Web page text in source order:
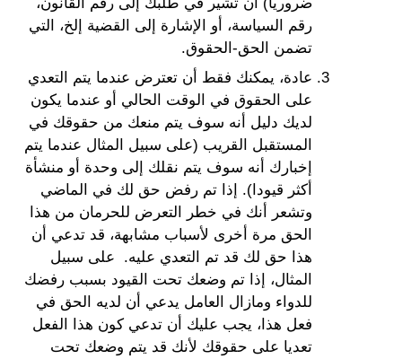
رقم السياسة، أو الإشارة إلى القضية إلخ، التي
تضمن الحق-الحقوق.
عادة، يمكنك فقط أن تعترض عندما يتم التعدي
على الحقوق في الوقت الحالي أو عندما يكون
لديك دليل أنه سوف يتم منعك من حقوقك في
المستقبل القريب (على سبيل المثال عندما يتم
إخبارك أنه سوف يتم نقلك إلى وحدة أو منشأة
أكثر قيودا). إذا تم رفض حق لك في الماضي
وتشعر أنك في خطر التعرض للحرمان من هذا
الحق مرة أخرى لأسباب مشابهة، قد تدعي أن
هذا حق لك قد تم التعدي عليه. على سبيل
المثال، إذا تم وضعك تحت القيود بسبب رفضك
للدواء ومازال العامل يدعي أن لديه الحق في
فعل هذا، يجب عليك أن تدعي كون هذا الفعل
تعديا على حقوقك لأنك قد يتم وضعك تحت